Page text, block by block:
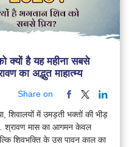
क्यों है यह महीना सबसे
का अद्भुत माहात्म्य
Share on
शिवालयों में उमड़ती भक्तों की भीड़
श्रावण मास का आगमन केवल
शिवभक्ति के उस पावन काल का